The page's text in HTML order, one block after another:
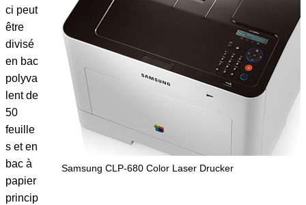
Samsung CLP-680 Color Laser Drucker
ci peut
être
divisé
en bac
polyva
lent de
50
feuille
s et en
bac à
papier
princip